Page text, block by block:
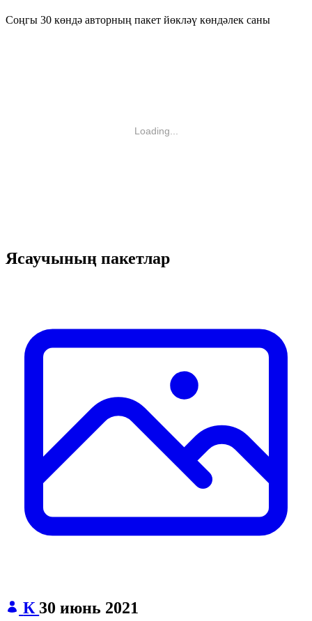
Соңгы 30 көндә авторның пакет йөкләү көндәлек саны
Loading...
Ясаучының пакетлар
К 30 июнь 2021